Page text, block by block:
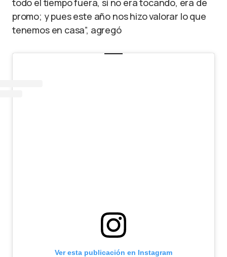
todo el tiempo fuera, si no era tocando, era de
promo; y pues este año nos hizo valorar lo que
tenemos en casa”, agregó
Ver esta publicación en Instagram